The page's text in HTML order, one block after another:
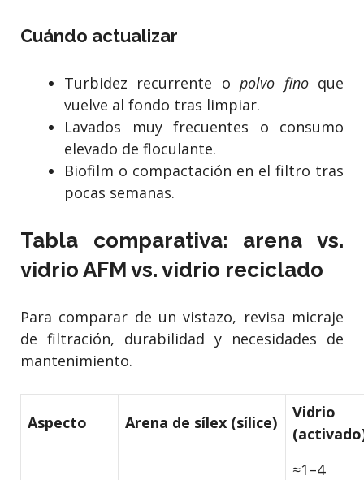
Cuándo actualizar
Turbidez recurrente opolvo finoque
vuelve al fondo tras limpiar.
Lavados muy frecuentes o consumo
elevado de floculante.
Biofilm o compactación en el filtro tras
pocas semanas.
Tabla comparativa: arena vs.
vidrio AFM vs. vidrio reciclado
Para comparar de un vistazo, revisa micraje
de filtración, durabilidad y necesidades de
mantenimiento.
Aspecto Arena de sílex (sílice)
Vidrio
≈1–4